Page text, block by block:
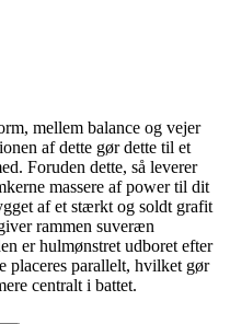
mellem balance og vejer
af dette gør dette til et
Foruden dette, så leverer
massere af power til dit
af et stærkt og soldt grafit
rammen suveræn
er hulmønstret udboret efter
placeres parallelt, hvilket gør
centralt i battet.